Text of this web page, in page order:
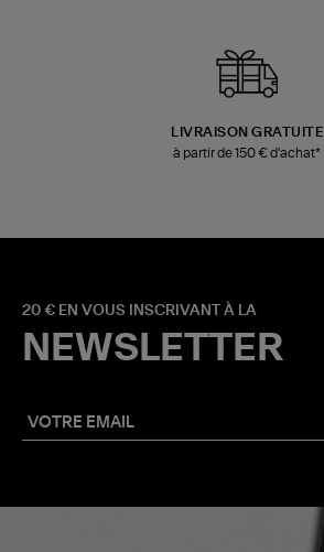
LIVRAISON GRATUITE
à partir de 150 € d'achat*
20 € EN VOUS INSCRIVANT À LA
NEWSLETTER